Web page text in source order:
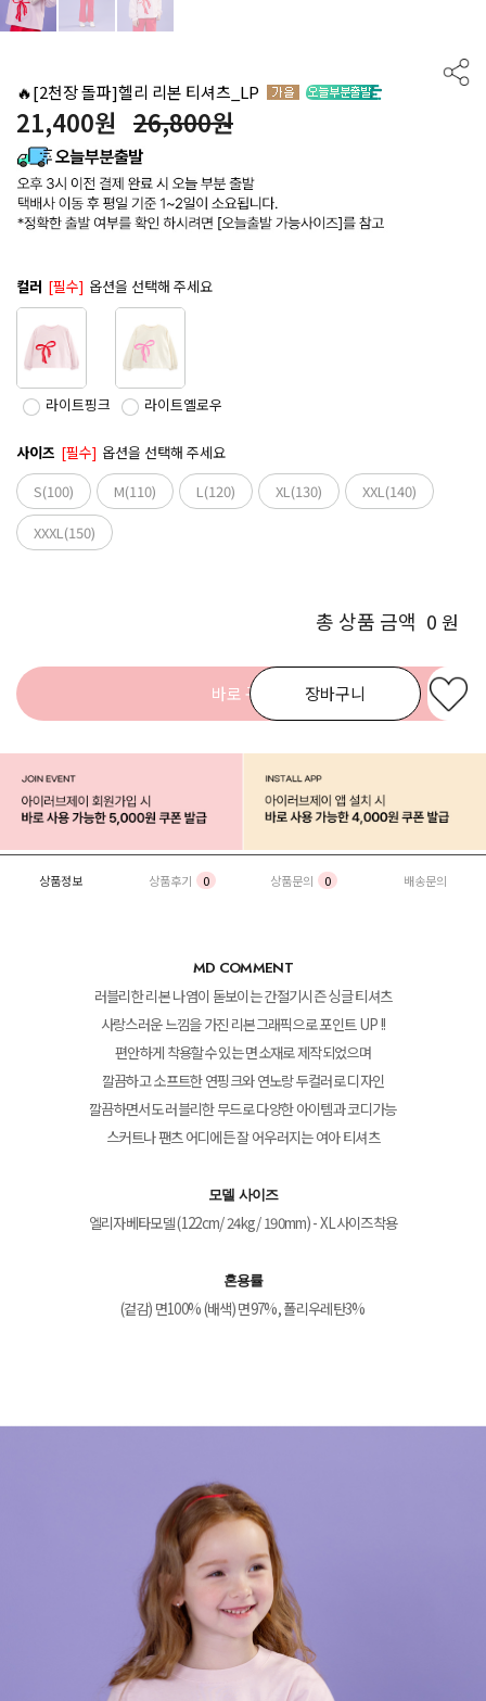
🔥[2천장 돌파]헬리 리본 티셔츠_LP
21,400원 26,800원
컬러 [필수] 옵션을 선택해 주세요
라이트핑크 라이트옐로우
사이즈 [필수] 옵션을 선택해 주세요
S(100)
M(110) L(120) XL(130)
XXL(140)
XXXL(150)
총 상품 금액 0 원
장바구니
바로 구매
상품정보 상품후기 0 상품문의 0 배송문의
MD COMMENT
러블리한 리본 나염이 돋보이는 간절기시즌 싱글 티셔츠
사랑스러운 느낌을 가진 리본그래픽으로 포인트 UP !!
편안하게 착용할수 있는 면소재로 제작되었으며
깔끔하고 소프트한 연핑크와 연노랑 두컬러로 디자인
깔끔하면서도 러블리한 무드로 다양한 아이템과 코디가능
스커트나 팬츠 어디에든 잘 어우러지는 여아 티셔츠
모델 사이즈
엘리자베타모델 (122cm/ 24kg/ 190mm) - XL사이즈착용
혼용률
(겉감) 면100% (배색) 면97%, 폴리우레탄3%